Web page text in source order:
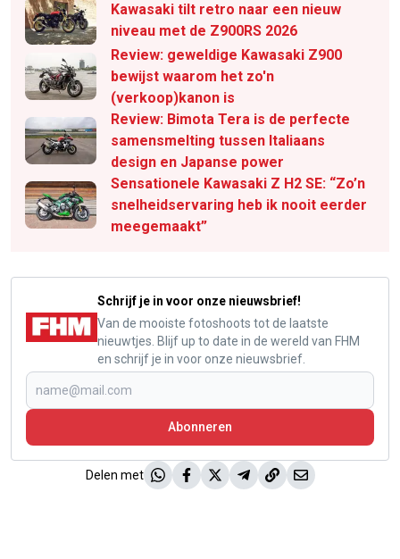
Kawasaki tilt retro naar een nieuw
niveau met de Z900RS 2026
Review: geweldige Kawasaki Z900
bewijst waarom het zo'n
(verkoop)kanon is
Review: Bimota Tera is de perfecte
samensmelting tussen Italiaans
design en Japanse power
Sensationele Kawasaki Z H2 SE: “Zo’n
snelheidservaring heb ik nooit eerder
meegemaakt”
Schrijf je in voor onze nieuwsbrief!
Van de mooiste fotoshoots tot de laatste
nieuwtjes. Blijf up to date in de wereld van FHM
en schrijf je in voor onze nieuwsbrief.
Abonneren
Delen met